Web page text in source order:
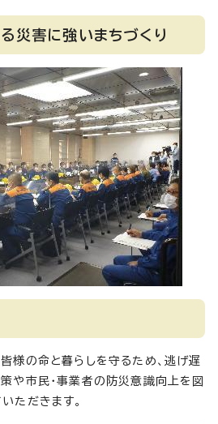
災害に強いまちづくり
様の命と暮らしを守るため、逃げ遅
や市民・事業者の防災意識向上を図
ただきます。